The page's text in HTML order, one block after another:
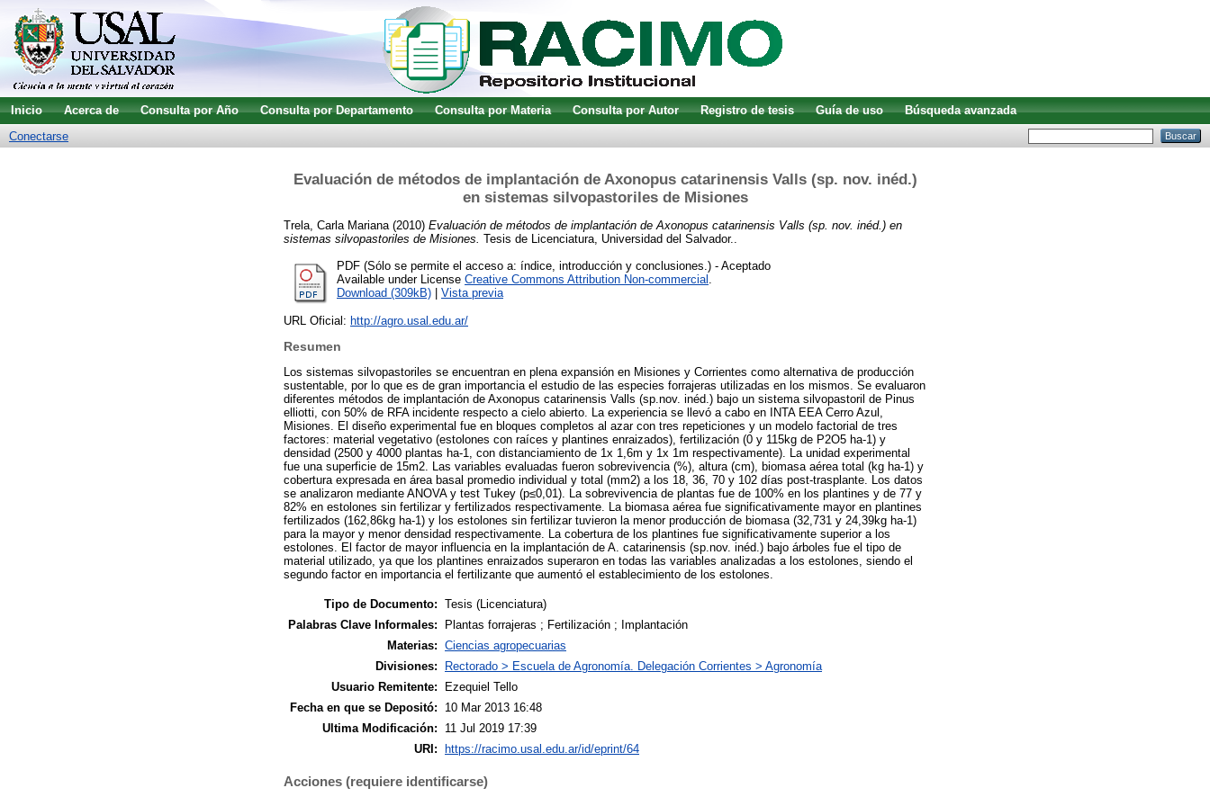
Inicio Acerca de Consulta por Año Consulta por Departamento Consulta por Materia Consulta por Autor Registro de tesis Guía de uso
Búsqueda avanzada
Conectarse
Evaluación de métodos de implantación de Axonopus catarinensis Valls (sp. nov. inéd.)
en sistemas silvopastoriles de Misiones
Trela, Carla Mariana (2010) Evaluación de métodos de implantación de Axonopus catarinensis Valls (sp. nov. inéd.) en
sistemas silvopastoriles de Misiones. Tesis de Licenciatura, Universidad del Salvador..
PDF (Sólo se permite el acceso a: índice, introducción y conclusiones.) - Aceptado
Available under License Creative Commons Attribution Non-commercial .
Download (309kB)
Vista previa
URL Oficial: http://agro.usal.edu.ar/
Resumen
Los sistemas silvopastoriles se encuentran en plena expansión en Misiones y Corrientes como alternativa de producción
sustentable, por lo que es de gran importancia el estudio de las especies forrajeras utilizadas en los mismos. Se evaluaron
diferentes métodos de implantación de Axonopus catarinensis Valls (sp.nov. inéd.) bajo un sistema silvopastoril de Pinus
elliotti, con 50% de RFA incidente respecto a cielo abierto. La experiencia se llevó a cabo en INTA EEA Cerro Azul,
Misiones. El diseño experimental fue en bloques completos al azar con tres repeticiones y un modelo factorial de tres
factores: material vegetativo (estolones con raíces y plantines enraizados), fertilización (0 y 115kg de P2O5 ha-1) y
densidad (2500 y 4000 plantas ha-1, con distanciamiento de 1x 1,6m y 1x 1m respectivamente). La unidad experimental
fue una superficie de 15m2. Las variables evaluadas fueron sobrevivencia (%), altura (cm), biomasa aérea total (kg ha-1) y
cobertura expresada en área basal promedio individual y total (mm2) a los 18, 36, 70 y 102 días post-trasplante. Los datos
se analizaron mediante ANOVA y test Tukey (p≤0,01). La sobrevivencia de plantas fue de 100% en los plantines y de 77 y
82% en estolones sin fertilizar y fertilizados respectivamente. La biomasa aérea fue significativamente mayor en plantines
fertilizados (162,86kg ha-1) y los estolones sin fertilizar tuvieron la menor producción de biomasa (32,731 y 24,39kg ha-1)
para la mayor y menor densidad respectivamente. La cobertura de los plantines fue significativamente superior a los
estolones. El factor de mayor influencia en la implantación de A. catarinensis (sp.nov. inéd.) bajo árboles fue el tipo de
material utilizado, ya que los plantines enraizados superaron en todas las variables analizadas a los estolones, siendo el
segundo factor en importancia el fertilizante que aumentó el establecimiento de los estolones.
Tipo de Documento: Tesis (Licenciatura)
Palabras Clave Informales:
Plantas forrajeras ; Fertilización ; Implantación
Materias: Ciencias agropecuarias
Divisiones:
Rectorado > Escuela de Agronomía. Delegación Corrientes > Agronomía
Usuario Remitente:
Ezequiel Tello
Fecha en que se Depositó:
10 Mar 2013 16:48
Ultima Modificación:
11 Jul 2019 17:39
URI:
https://racimo.usal.edu.ar/id/eprint/64
Acciones (requiere identificarse)